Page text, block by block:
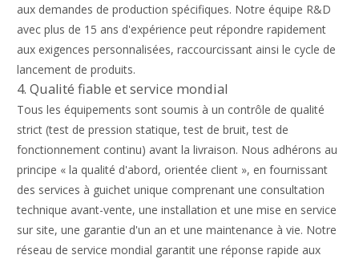
aux demandes de production spécifiques. Notre équipe R&D
avec plus de 15 ans d'expérience peut répondre rapidement
aux exigences personnalisées, raccourcissant ainsi le cycle de
lancement de produits.
4. Qualité fiable et service mondial
Tous les équipements sont soumis à un contrôle de qualité
strict (test de pression statique, test de bruit, test de
fonctionnement continu) avant la livraison. Nous adhérons au
principe « la qualité d'abord, orientée client », en fournissant
des services à guichet unique comprenant une consultation
technique avant-vente, une installation et une mise en service
sur site, une garantie d'un an et une maintenance à vie. Notre
réseau de service mondial garantit une réponse rapide aux